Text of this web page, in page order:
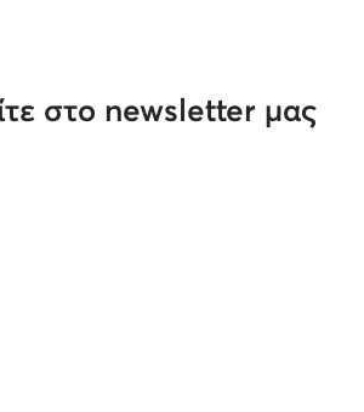
στο newsletter μας